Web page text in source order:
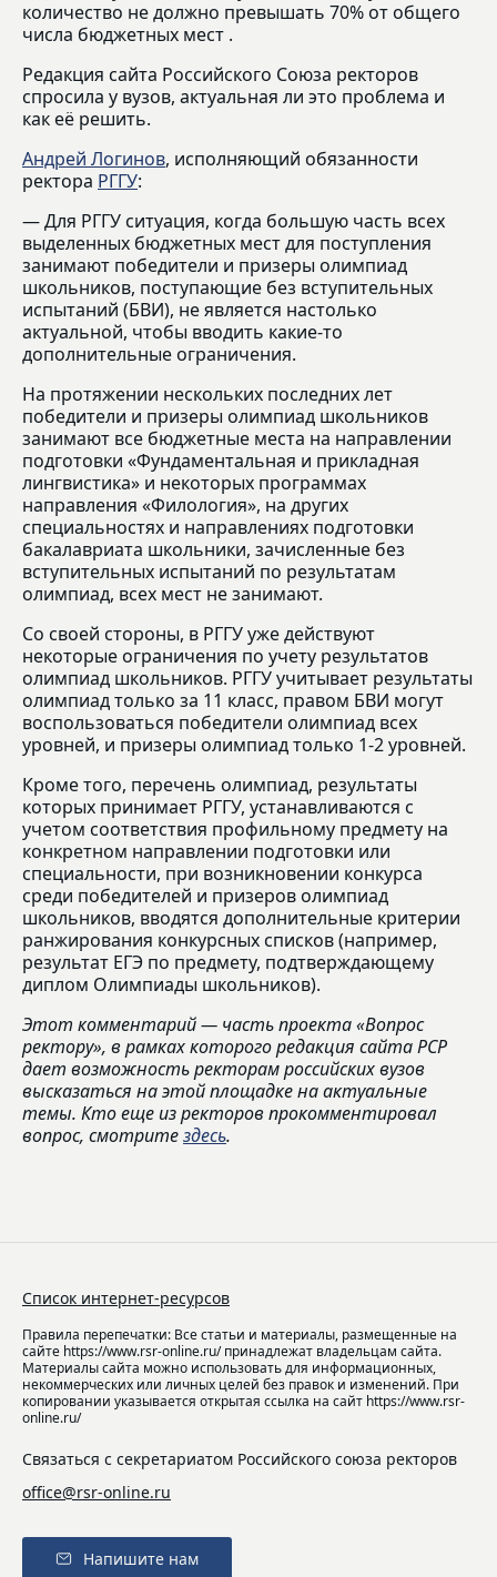
количество не должно превышать 70% от общего
числа бюджетных мест .
Редакция сайта Российского Союза ректоров
спросила у вузов, актуальная ли это проблема и
как её решить.
Андрей Логинов, исполняющий обязанности
ректора РГГУ:
— Для РГГУ ситуация, когда большую часть всех
выделенных бюджетных мест для поступления
занимают победители и призеры олимпиад
школьников, поступающие без вступительных
испытаний (БВИ), не является настолько
актуальной, чтобы вводить какие-то
дополнительные ограничения.
На протяжении нескольких последних лет
победители и призеры олимпиад школьников
занимают все бюджетные места на направлении
подготовки «Фундаментальная и прикладная
лингвистика» и некоторых программах
направления «Филология», на других
специальностях и направлениях подготовки
бакалавриата школьники, зачисленные без
вступительных испытаний по результатам
олимпиад, всех мест не занимают.
Со своей стороны, в РГГУ уже действуют
некоторые ограничения по учету результатов
олимпиад школьников. РГГУ учитывает результаты
олимпиад только за 11 класс, правом БВИ могут
воспользоваться победители олимпиад всех
уровней, и призеры олимпиад только 1-2 уровней.
Кроме того, перечень олимпиад, результаты
которых принимает РГГУ, устанавливаются с
учетом соответствия профильному предмету на
конкретном направлении подготовки или
специальности, при возникновении конкурса
среди победителей и призеров олимпиад
школьников, вводятся дополнительные критерии
ранжирования конкурсных списков (например,
результат ЕГЭ по предмету, подтверждающему
диплом Олимпиады школьников).
Этот комментарий — часть проекта «Вопрос
ректору», в рамках которого редакция сайта РСР
дает возможность ректорам российских вузов
высказаться на этой площадке на актуальные
темы. Кто еще из ректоров прокомментировал
вопрос, смотритездесь.
Список интернет-ресурсов
Правила перепечатки: Все статьи и материалы, размещенные на
сайте https://www.rsr-online.ru/ принадлежат владельцам сайта.
Материалы сайта можно использовать для информационных,
некоммерческих или личных целей без правок и изменений. При
копировании указывается открытая ссылка на сайт https://www.rsr-
online.ru/
Связаться с секретариатом Российского союза ректоров
office@rsr-online.ru
Напишите нам